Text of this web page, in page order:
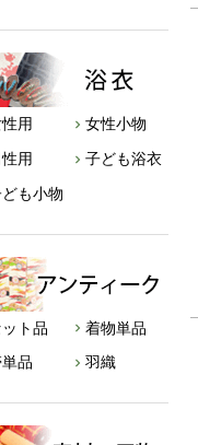
用
女性小物
用
子ども浴衣
も小物
ト品
着物単品
品
羽織